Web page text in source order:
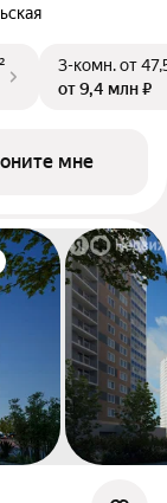
3-комн.от
от 9,4 млн ₽
мне